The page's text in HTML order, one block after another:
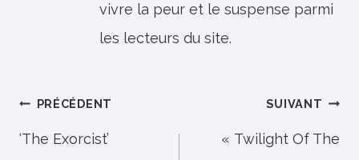
vivre la peur et le suspense parmi
les lecteurs du site.
Navigation
de
PRÉCÉDENT
‘The Exorcist’
SUIVANT
« Twilight Of The